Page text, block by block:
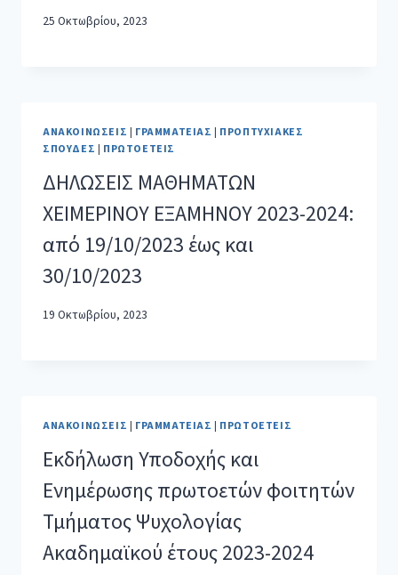
25 Οκτωβρίου, 2023
ΑΝΑΚΟΙΝΏΣΕΙΣ | ΓΡΑΜΜΑΤΕΊΑΣ | ΠΡΟΠΤΥΧΙΑΚΈΣ
ΣΠΟΥΔΈΣ | ΠΡΩΤΟΕΤΕΊΣ
ΔΗΛΩΣΕΙΣ ΜΑΘΗΜΑΤΩΝ
ΧΕΙΜΕΡΙΝΟΥ ΕΞΑΜΗΝΟΥ 2023-2024:
από 19/10/2023 έως και
30/10/2023
19 Οκτωβρίου, 2023
ΑΝΑΚΟΙΝΏΣΕΙΣ | ΓΡΑΜΜΑΤΕΊΑΣ | ΠΡΩΤΟΕΤΕΊΣ
Εκδήλωση Υποδοχής και
Eνημέρωσης πρωτοετών φοιτητών
Τμήματος Ψυχολογίας
Ακαδημαϊκού έτους 2023-2024